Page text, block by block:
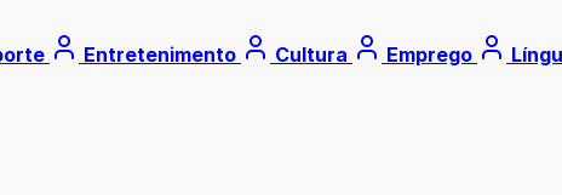
Entretenimento Cultura Emprego